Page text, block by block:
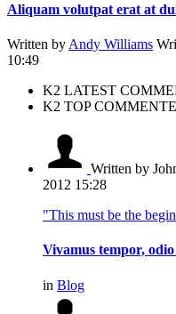
Aliquam volutpat erat at
Written by Andy Williams
10:49
K2 LATEST
K2 TOP
Written by
2012 15:28
"This must be the
Vivamus tempor,
in Blog